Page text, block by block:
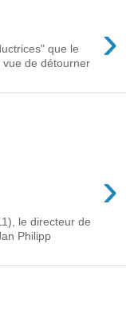
›
que le
de détourner
›
le directeur de
Philipp